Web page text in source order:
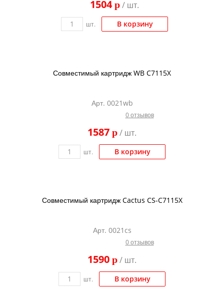
1504p/ шт.
шт. В корзину
Совместимый картридж WB C7115X
Арт. 0021wb
0 отзывов
1587 p/ шт.
шт. В корзину
Совместимый картридж Cactus CS-C7115X
Арт. 0021cs
0 отзывов
1590 p/ шт.
шт. В корзину